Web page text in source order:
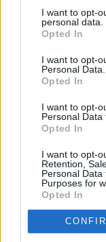
I want to opt-
personal data.
Opted In
I want to opt-
Personal Data.
Opted In
I want to opt-
Personal Data
Opted In
I want to opt-
Retention,
Personal
Purposes for
Opted In